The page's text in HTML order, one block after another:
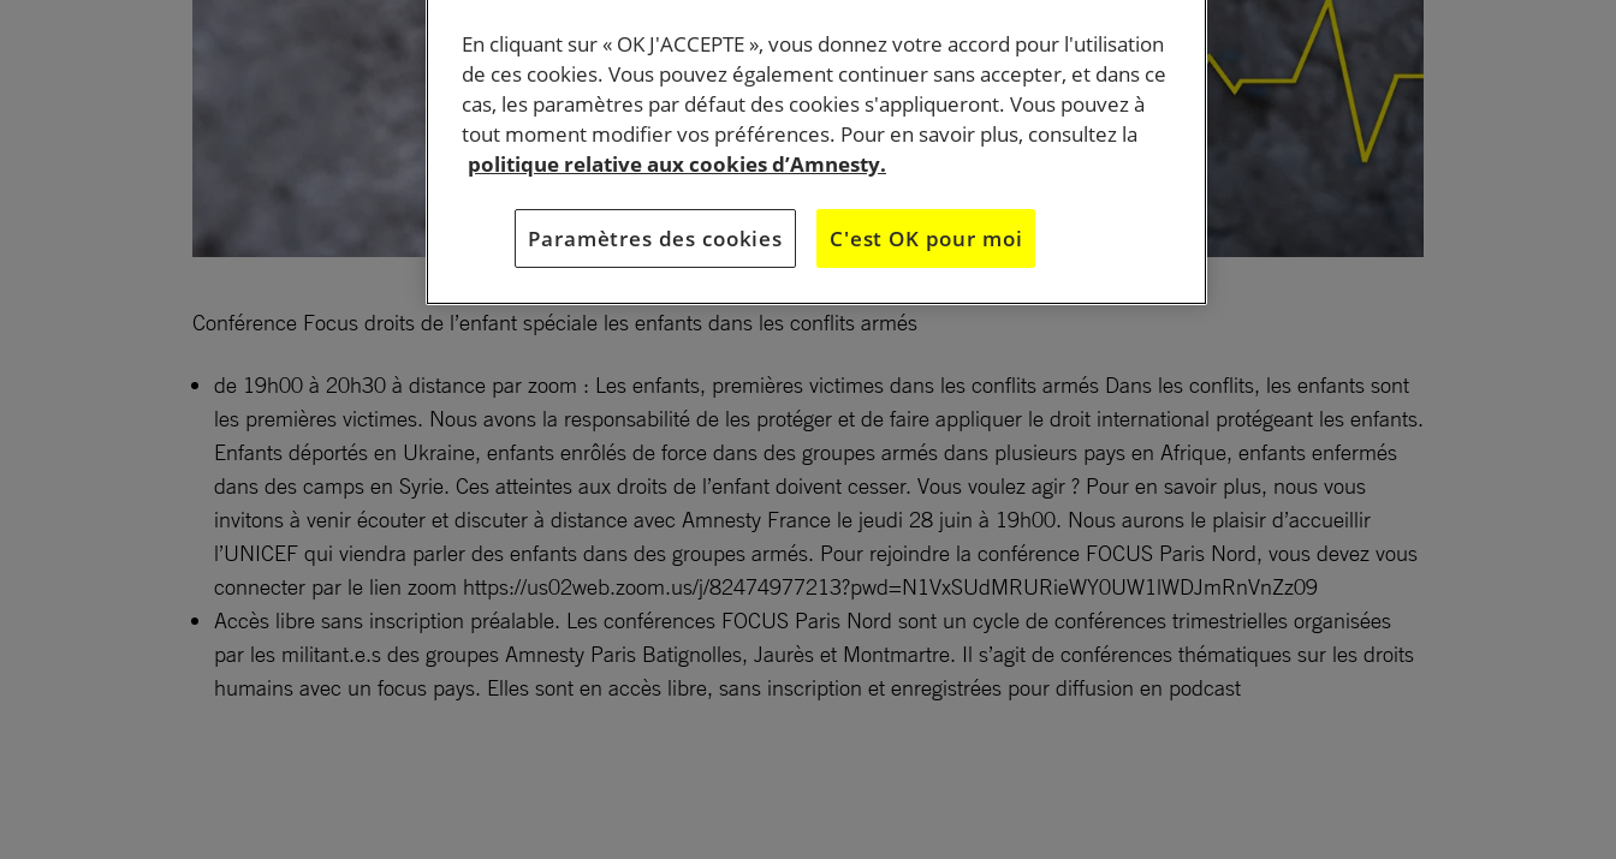
Conférence Focus droits de l’enfant spéciale les enfants dans les conflits armés
de 19h00 à 20h30 à distance par zoom : Les enfants, premières victimes dans les conflits armés Dans les conflits, les enfants sont
les premières victimes. Nous avons la responsabilité de les protéger et de faire appliquer le droit international protégeant les enfants.
Enfants déportés en Ukraine, enfants enrôlés de force dans des groupes armés dans plusieurs pays en Afrique, enfants enfermés
dans des camps en Syrie. Ces atteintes aux droits de l’enfant doivent cesser. Vous voulez agir ? Pour en savoir plus, nous vous
invitons à venir écouter et discuter à distance avec Amnesty France le jeudi 28 juin à 19h00. Nous aurons le plaisir d’accueillir
l’UNICEF qui viendra parler des enfants dans des groupes armés. Pour rejoindre la conférence FOCUS Paris Nord, vous devez vous
connecter par le lien zoom https://us02web.zoom.us/j/82474977213?pwd=N1VxSUdMRURieWY0UW1lWDJmRnVnZz09
Accès libre sans inscription préalable. Les conférences FOCUS Paris Nord sont un cycle de conférences trimestrielles organisées
par les militant.e.s des groupes Amnesty Paris Batignolles, Jaurès et Montmartre. Il s’agit de conférences thématiques sur les droits
humains avec un focus pays. Elles sont en accès libre, sans inscription et enregistrées pour diffusion en podcast
En cliquant sur « OK J'ACCEPTE », vous donnez votre accord pour l'utilisation
de ces cookies. Vous pouvez également continuer sans accepter, et dans ce
cas, les paramètres par défaut des cookies s'appliqueront. Vous pouvez à
tout moment modifier vos préférences. Pour en savoir plus, consultez la
politique relative aux cookies d’Amnesty.
Paramètres des cookies C'est OK pour moi